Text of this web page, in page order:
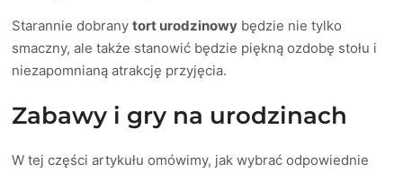
Starannie dobranytort urodzinowy będzie nie tylko
smaczny, ale także stanowić będzie piękną ozdobę stołu i
niezapomnianą atrakcję przyjęcia.
Zabawy i gry na urodzinach
W tej części artykułu omówimy, jak wybrać odpowiednie